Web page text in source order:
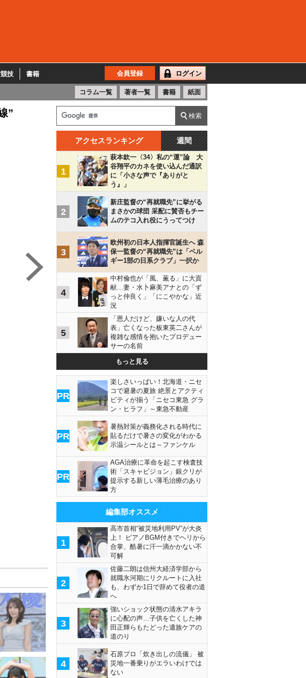
技 書籍 会員登録 ログイン
コラム一覧 著者一覧 書籍 紙面
”
アクセスランキング 週間
1
萩本欽一〈34〉私の“運”論 大
谷翔平のカネを使い込んだ通訳
に「小さな声で『ありがと
う』」
2
新庄監督の“再就職先”に挙がる
まさかの球団 采配に賛否もチー
ムのテコ入れ役にうってつけ
3
欧州初の日本人指揮官誕生へ 森
保一監督の“再就職先”は「ベル
ギー1部の日系クラブ」一択か
4
中村倫也が「風、薫る」に大貢
献…妻・水卜麻美アナとの「ず
っと仲良く」「にこやかな」近
況
5
「恩人だけど、嫌いな人の代
表」亡くなった板東英二さんが
複雑な感情を抱いたプロデュー
サーの名前
もっと見る
PR
楽しさいっぱい！北海道・ニセ
コで避暑の夏旅 絶景とアクティ
ビティが揃う「ニセコ東急 グラ
ン・ヒラフ」～東急不動産
PR
暑熱対策が義務化される時代に
貼るだけで暑さの変化がわかる
示温シールとは～ファンケル
PR
AGA治療に革命を起こす検査技
術「スキャビジョン」銀クリが
提示する新しい薄毛治療のあり
方
編集部オススメ
1
高市首相“被災地利用PV”が大炎
上！ ピアノBGM付きでヘリから
合掌、酷暑に汗一滴かかない不
可解
2
佐藤二朗は信州大経済学部から
就職氷河期にリクルートに入社
も、わずか1日で辞めて役者の道
へ
3
強いショック状態の清水アキラ
に心配の声…子供を亡くした神
田正輝らもたどった遺族ケアの
道のり
4
石原プロ「炊き出しの流儀」 被
災地一番乗りがエラいわけでは
ない